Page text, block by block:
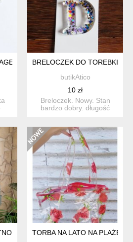
MIĘKKA PRINTY
BRELOCZEK DO TOREBKI /
butikAtico
10 zł
Breloczek. Nowy. Stan
bardzo dobry. długość
TORBA NA LATO NA PLAŻĘ